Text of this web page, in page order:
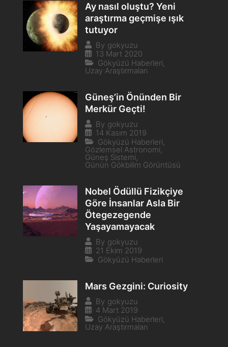
Ay nasıl oluştu? Yeni
araştırma geçmişe ışık
tutuyor
By gokyuzu
13 Mart 2020
Gökyüzü Haberleri
Uzay Araştırmaları
Güneş’in Önünden Bir
Merkür Geçti!
By gokyuzu
14 Kasım 2019
Gökyüzü Haberleri
Gözlemsel Astronomi
Güneş Sistemi
Günün Gökbilim Görüntüsü
Nobel Ödüllü Fizikçiye
Göre İnsanlar Asla Bir
Ötegezegende
Yaşayamayacak
By gokyuzu
21 Ekim 2019
Gökyüzü Haberleri
Mars Gezgini: Curiosity
By gokyuzu
4 Mart 2019
Gökyüzü Haberleri
Uzay Araştırmaları